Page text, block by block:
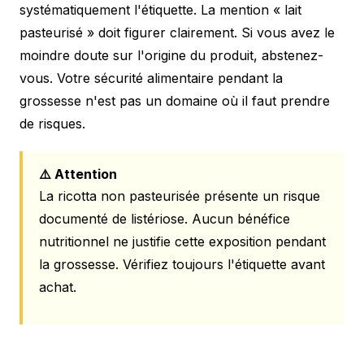
systématiquement l'étiquette. La mention « lait
pasteurisé » doit figurer clairement. Si vous avez le
moindre doute sur l'origine du produit, abstenez-
vous. Votre sécurité alimentaire pendant la
grossesse n'est pas un domaine où il faut prendre
de risques.
⚠️ Attention
La ricotta non pasteurisée présente un risque
documenté de listériose. Aucun bénéfice
nutritionnel ne justifie cette exposition pendant
la grossesse. Vérifiez toujours l'étiquette avant
achat.